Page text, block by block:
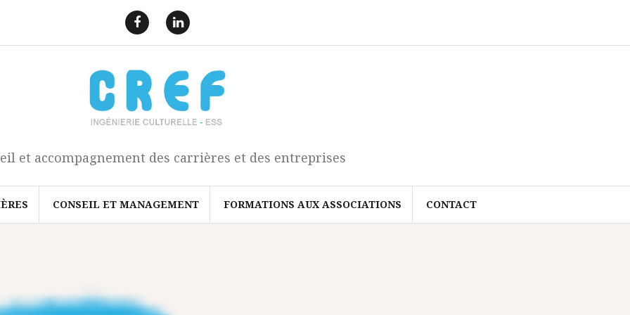
a
c
b
o
k
i
k
e
d
I
n
et accompagnement des carrières et des entreprises
CONSEIL ET MANAGEMENT FORMATIONS AUX ASSOCIATIONS CONTACT